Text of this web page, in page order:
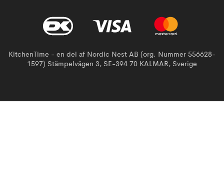
KitchenTime - en del af Nordic Nest AB (org. Nummer 556628-
1597) Stämpelvägen 3, SE-394 70 KALMAR, Sverige